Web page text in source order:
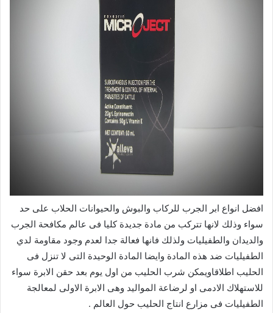
افضل انواع ابر الجرب للركاب والبوش والحيوانات الحلاب على حد
سواء وذلك لانها تتركب من مادة جديدة كليا فى عالم مكافحة الجرب
والديدان والطفيليات ولذلك فانها فعالة جدا لعدم وجود مقاومة لدي
الطفيليات ضد هذه المادة وايضا المادة الوحيدة التى لا تنزل فى
الحليب اطلاقاويمكن شرب الحليب من اول يوم بعد حقن الابرة سواء
للاستهلاك الادمى او لرضاعة المواليد وهى الابرة الاولى لمعالجة
الطفيليات فى مزارع انتاج الحليب حول العالم .